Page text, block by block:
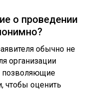
о проведении
обычно не
организации
позволяющие
чтобы оценить